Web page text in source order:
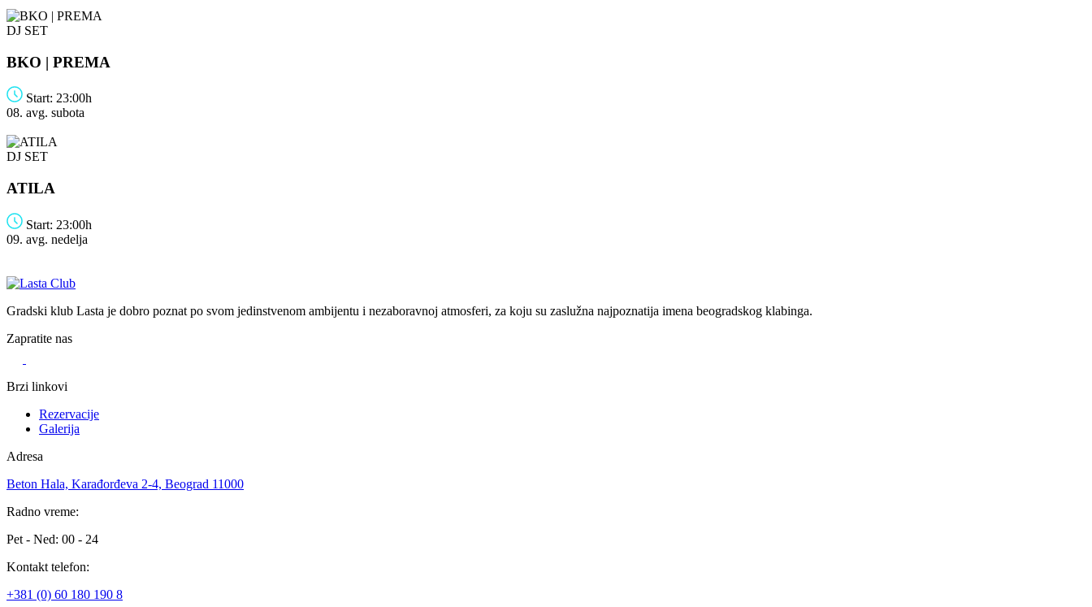
DJ SET
BKO | PREMA
Start: 23:00h
08. avg. subota
DJ SET
ATILA
Start: 23:00h
09. avg. nedelja
Gradski klub Lasta je dobro poznat po svom jedinstvenom ambijentu i nezaboravnoj atmosferi, za koju su zaslužna najpoznatija imena beogradskog klabinga.
Zapratite nas
Brzi linkovi
Rezervacije
Galerija
Adresa
Beton Hala, Karađorđeva 2-4, Beograd 11000
Radno vreme:
Pet - Ned: 00 - 24
Kontakt telefon:
+381 (0) 60 180 190 8